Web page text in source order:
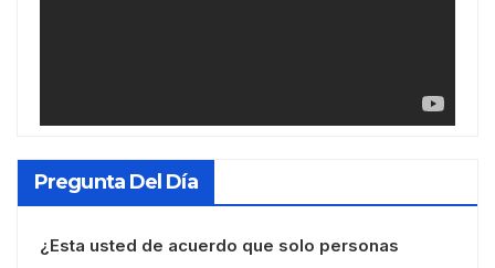
Pregunta Del Día
¿Esta usted de acuerdo que solo personas